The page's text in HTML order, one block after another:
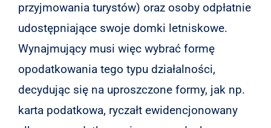
przyjmowania turystów) oraz osoby odpłatnie
udostępniające swoje domki letniskowe.
Wynajmujący musi więc wybrać formę
opodatkowania tego typu działalności,
decydując się na uproszczone formy, jak np.
karta podatkowa, ryczałt ewidencjonowany